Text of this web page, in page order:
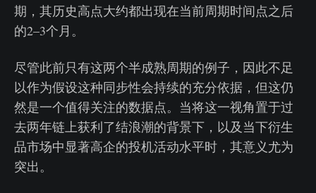
期，其历史高点大约都出现在当前周期时间点之后
的2–3个月。
尽管此前只有这两个半成熟周期的例子，因此不足
以作为假设这种同步性会持续的充分依据，但这仍
然是一个值得关注的数据点。当将这一视角置于过
去两年链上获利了结浪潮的背景下，以及当下衍生
品市场中显著高企的投机活动水平时，其意义尤为
突出。